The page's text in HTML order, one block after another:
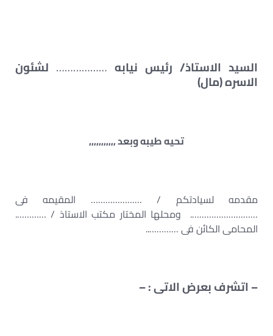
السيد الاستاذ/ رئيس نيابه ……………… لشئون
الاسره (مال)
تحيه طيبه وبعد ,,,,,,,,,,,
مقدمه لسيادتكم / ………………… المقيمه فى
………………………. ومحلها المختار مكتب الاستاذ / ………….
المحامى الكائن فى …………..
– اتشرف بعرض الاتى : –